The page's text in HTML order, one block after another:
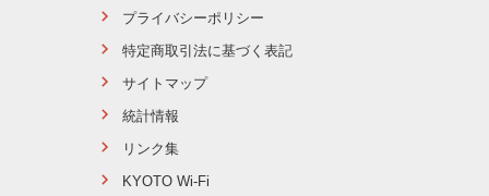
プライバシーポリシー
特定商取引法に基づく表記
サイトマップ
統計情報
リンク集
KYOTO Wi-Fi